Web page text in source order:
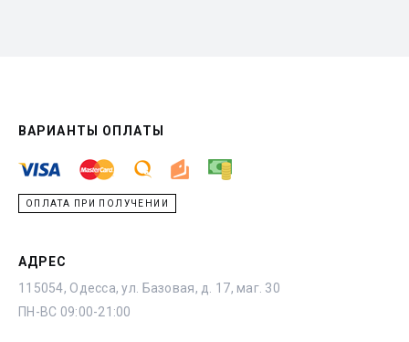
ВАРИАНТЫ ОПЛАТЫ
ОПЛАТА ПРИ ПОЛУЧЕНИИ
АДРЕС
115054, Одесса, ул. Базовая, д. 17, маг. 30
ПН-ВС 09:00-21:00